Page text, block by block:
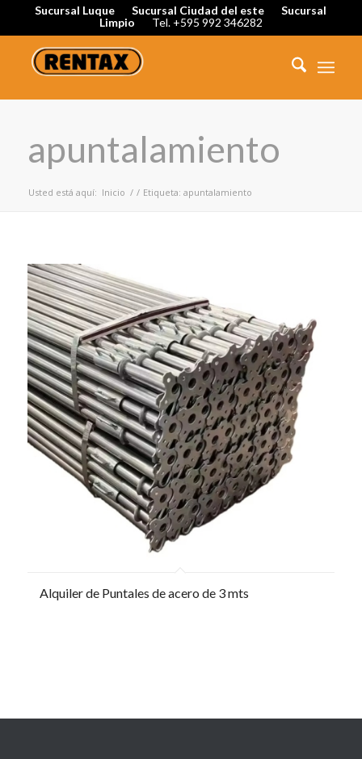
Sucursal Luque Sucursal Ciudad del este
Sucursal
Limpio
Tel. +595 992 346282
apuntalamiento
Usted está aquí: Inicio / / Etiqueta: apuntalamiento
Alquiler de Puntales de acero de 3 mts